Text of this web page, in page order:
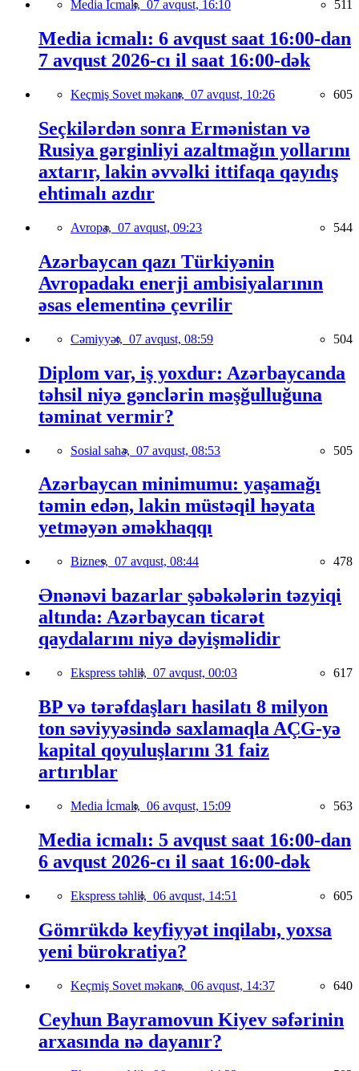
Media İcmalı, 07 avqust, 16:10 511
Media icmalı: 6 avqust saat 16:00-dan
7 avqust 2026-cı il saat 16:00-dək
Keçmiş Sovet məkanı, 07 avqust, 10:26 605
Seçkilərdən sonra Ermənistan və
Rusiya gərginliyi azaltmağın yollarını
axtarır, lakin əvvəlki ittifaqa qayıdış
ehtimalı azdır
Avropa, 07 avqust, 09:23 544
Azərbaycan qazı Türkiyənin
Avropadakı enerji ambisiyalarının
əsas elementinə çevrilir
Cəmiyyət, 07 avqust, 08:59 504
Diplom var, iş yoxdur: Azərbaycanda
təhsil niyə gənclərin məşğulluğuna
təminat vermir?
Sosial sahə, 07 avqust, 08:53 505
Azərbaycan minimumu: yaşamağı
təmin edən, lakin müstəqil həyata
yetməyən əməkhaqqı
Biznes, 07 avqust, 08:44 478
Ənənəvi bazarlar şəbəkələrin təzyiqi
altında: Azərbaycan ticarət
qaydalarını niyə dəyişməlidir
Ekspress təhlil, 07 avqust, 00:03 617
BP və tərəfdaşları hasilatı 8 milyon
ton səviyyəsində saxlamaqla AÇG-yə
kapital qoyuluşlarını 31 faiz
artırıblar
Media İcmalı, 06 avqust, 15:09 563
Media icmalı: 5 avqust saat 16:00-dan
6 avqust 2026-cı il saat 16:00-dək
Ekspress təhlil, 06 avqust, 14:51 605
Gömrükdə keyfiyyət inqilabı, yoxsa
yeni bürokratiya?
Keçmiş Sovet məkanı, 06 avqust, 14:37 640
Ceyhun Bayramovun Kiyev səfərinin
arxasında nə dayanır?